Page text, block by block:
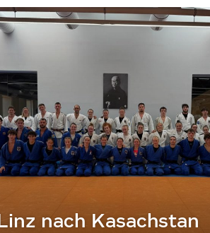
nach Kasachstan